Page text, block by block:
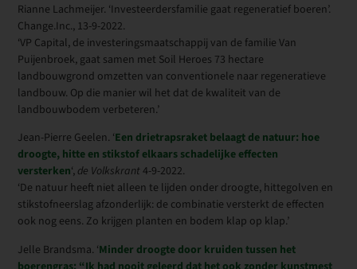
Rianne Lachmeijer. ‘Investeerdersfamilie gaat regeneratief boeren’.
Change.Inc., 13-9-2022.
‘VP Capital, de investeringsmaatschappij van de familie Van
Puijenbroek, gaat samen met Soil Heroes 73 hectare
landbouwgrond omzetten van conventionele naar regeneratieve
landbouw. Op die manier wil het dat de kwaliteit van de
landbouwbodem verbeteren.’
Jean-Pierre Geelen. ‘Een drietrapsraket belaagt de natuur: hoe
droogte, hitte en stikstof elkaars schadelijke effecten
versterken‘, de Volkskrant 4-9-2022.
‘De natuur heeft niet alleen te lijden onder droogte, hittegolven en
stikstofneerslag afzonderlijk: de combinatie versterkt de effecten
ook nog eens. Zo krijgen planten en bodem klap op klap.’
Jelle Brandsma. ‘Minder droogte door kruiden tussen het